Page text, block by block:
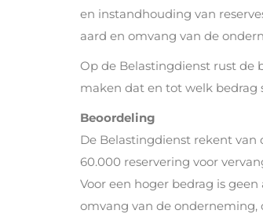
en instandhouding van
aard en omvang van de
Op de Belastingdienst rust de
maken dat en tot welk bedrag
Beoordeling
De Belastingdienst rekent van
60.000 reservering voor
Voor een hoger bedrag is
omvang van de